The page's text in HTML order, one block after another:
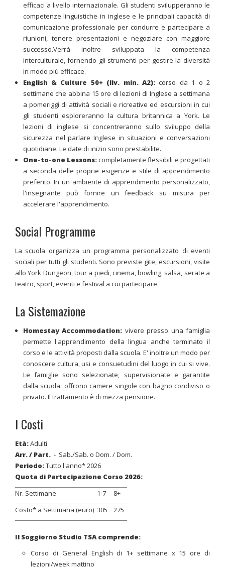
efficaci a livello internazionale. Gli studenti svilupperanno le
competenze linguistiche in inglese e le principali capacità di
comunicazione professionale per condurre e partecipare a
riunioni, tenere presentazioni e negoziare con maggiore
successo.Verrà inoltre sviluppata la competenza
interculturale, fornendo gli strumenti per gestire la diversità
in modo più efficace.
English & Culture 50+ (liv. min. A2): corso da 1 o 2
settimane che abbina 15 ore di lezioni di Inglese a settimana
a pomeriggi di attività sociali e ricreative ed escursioni in cui
gli studenti esploreranno la cultura britannica a York. Le
lezioni di inglese si concentreranno sullo sviluppo della
sicurezza nel parlare Inglese in situazioni e conversazioni
quotidiane. Le date di inizio sono prestabilite.
One-to-one Lessons:completamente flessibili e progettati
a seconda delle proprie esigenze e stile di apprendimento
preferito. In un ambiente di apprendimento personalizzato,
l'insegnante può fornire un feedback su misura per
accelerare l'apprendimento.
Social Programme
La scuola organizza un programma personalizzato di eventi
sociali per tutti gli studenti. Sono previste gite, escursioni, visite
allo York Dungeon, tour a piedi, cinema, bowling, salsa, serate a
teatro, sport, eventi e festival a cui partecipare.
La Sistemazione
Homestay Accommodation: vivere presso una famiglia
permette l'apprendimento della lingua anche terminato il
corso e le attività proposti dalla scuola. E' inoltre un modo per
conoscere cultura, usi e consuetudini del luogo in cui si vive.
Le famiglie sono selezionate, supervisionate e garantite
dalla scuola: offrono camere singole con bagno condiviso o
privato. Il trattamento è di mezza pensione.
I Costi
Età:Adulti
Arr. / Part. - Sab./Sab. o Dom. / Dom.
Periodo:Tutto l'anno* 2026
Quota di Partecipazione Corso 2026:
Nr. Settimane
1-7
8+
Costo* a Settimana (euro) 305 275
Il Soggiorno Studio TSA comprende:
Corso di General English di 1+ settimane x 15 ore di
lezioni/week mattino